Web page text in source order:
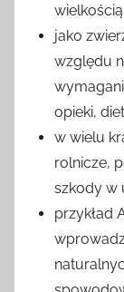
jako
względu
opieki,
w wielu
rolnicze,
szkody w
przykład